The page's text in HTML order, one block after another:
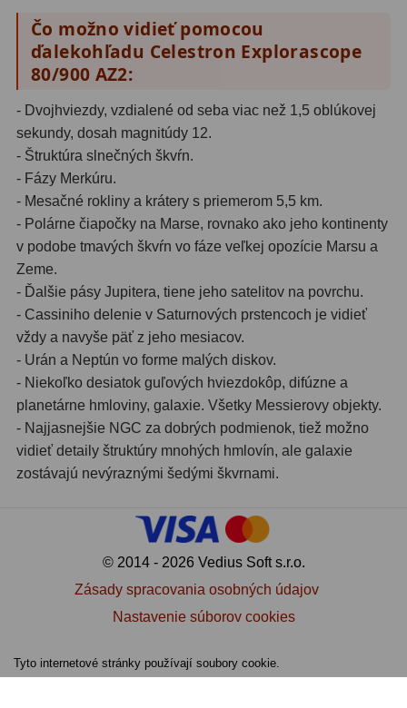
Pointácia a zaostrenie26
Kalibrace8
ADC, Tilting14
Rotátory
Komponenty78
Helical výťahy11
Okulárové výtahy
Adaptéry k okulárovým
výťahom
Primárne zrkadlá9
Sekundárne zrkadlá 6
Binokulárne286
Turistika a cestovanie 149
Astronomické44
Čo možno vidieť pomocou
ďalekohľadu Celestron Explorascope
80/900 AZ2:
- Dvojhviezdy, vzdialené od seba viac než 1,5 oblúkovej
sekundy, dosah magnitúdy 12.
- Štruktúra slnečných škvŕn.
- Fázy Merkúru.
- Mesačné rokliny a krátery s priemerom 5,5 km.
- Polárne čiapočky na Marse, rovnako ako jeho kontinenty
v podobe tmavých škvŕn vo fáze veľkej opozície Marsu a
Zeme.
- Ďalšie pásy Jupitera, tiene jeho satelitov na povrchu.
- Cassiniho delenie v Saturnových prstencoch je vidieť
vždy a navyše päť z jeho mesiacov.
- Urán a Neptún vo forme malých diskov.
- Niekoľko desiatok guľových hviezdokôp, difúzne a
planetárne hmloviny, galaxie. Všetky Messierovy objekty.
- Najjasnejšie NGC za dobrých podmienok, tiež možno
vidieť detaily štruktúry mnohých hmlovín, ale galaxie
zostávajú nevýraznými šedými škvrnami.
© 2014 - 2026 Vedius Soft s.r.o.
Zásady spracovania osobných údajov
Nastavenie súborov cookies
Tyto internetové stránky používají soubory cookie.